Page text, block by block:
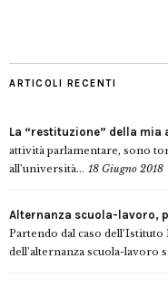
ARTICOLI RECENTI
La “restituzione” della
attività parlamentare, sono
all’università... 18 Giugno 2018
Alternanza scuola-lavoro,
Partendo dal caso
dell’alternanza scuola-lavoro